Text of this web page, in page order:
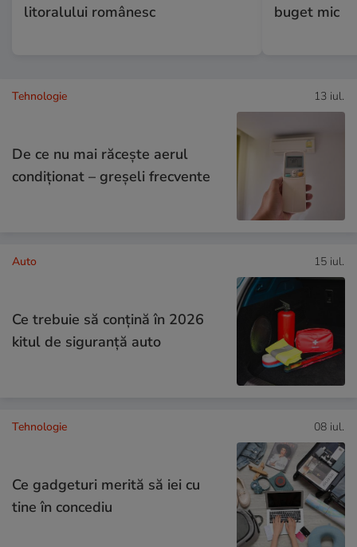
litoralului românesc
buget mic
Tehnologie 13 iul.
De ce nu mai răcește aerul
condiționat – greșeli frecvente
Auto 15 iul.
Ce trebuie să conţină în 2026
kitul de siguranţă auto
Tehnologie 08 iul.
Ce gadgeturi merită să iei cu
tine în concediu